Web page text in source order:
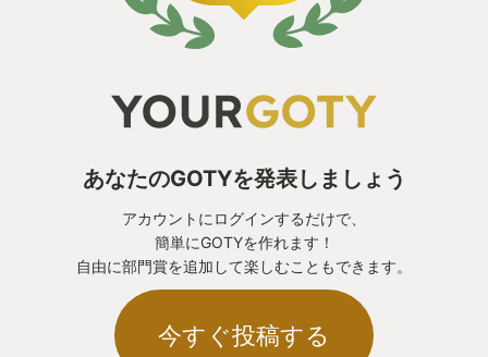
あなたのGOTYを発表しましょう
アカウントにログインするだけで、
簡単にGOTYを作れます！
自由に部門賞を追加して楽しむこともできます。
今すぐ投稿する